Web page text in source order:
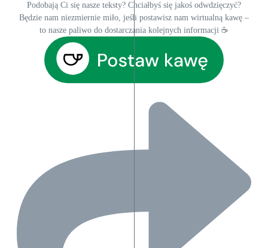
Podobają Ci się nasze teksty? Chciałbyś się jakoś odwdzięczyć?
Będzie nam niezmiernie miło, jeśli postawisz nam wirtualną kawę –
to nasze paliwo do dostarczania kolejnych informacji ☕